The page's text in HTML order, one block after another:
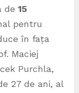
de 15
pentru
în fața
Maciej
Purchla,
27 de ani, al